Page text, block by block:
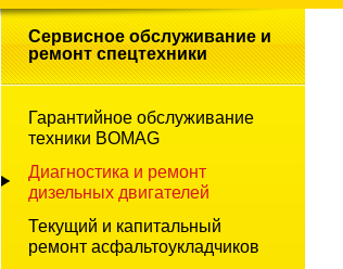
Сервисное обслуживание и
ремонт спецтехники
Гарантийное обслуживание
техники BOMAG
Диагностика и ремонт
дизельных двигателей
Текущий и капитальный
ремонт асфальтоукладчиков